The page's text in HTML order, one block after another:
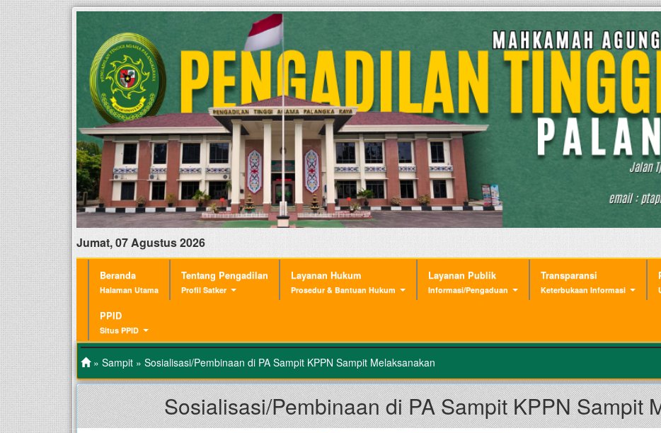
Jumat, 07 Agustus 2026
Beranda
Halaman Utama
Tentang Pengadilan
Profil Satker
Layanan Hukum
Prosedur & Bantuan Hukum
Layanan Publik
Informasi/Pengaduan
Transparansi
Keterbukaan Informasi
PPID
Situs PPID
» Sampit » Sosialisasi/Pembinaan di PA Sampit KPPN Sampit Melaksanakan
Sosialisasi/Pembinaan di PA Sampit KPPN Sampit